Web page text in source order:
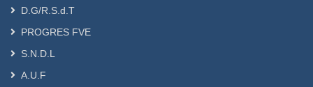
D.G/R.S.d.T
PROGRES FVE
S.N.D.L
A.U.F